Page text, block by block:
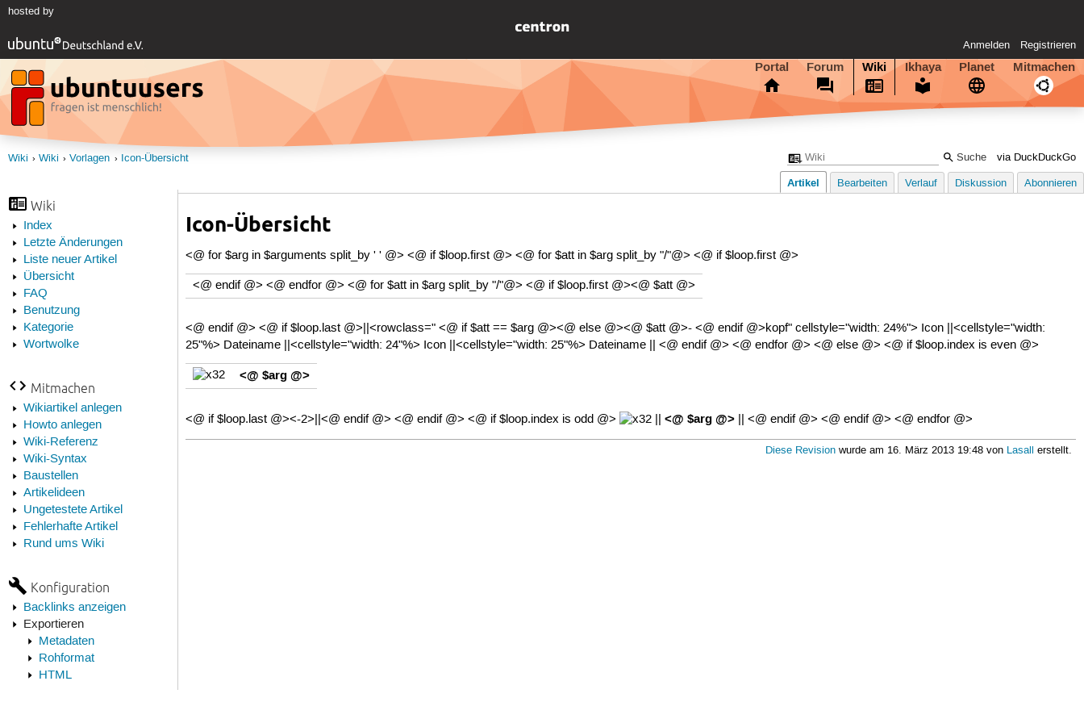
hosted by
Anmelden Registrieren
Portal Forum Wiki Ikhaya Planet Mitmachen
via DuckDuckGo
Wiki Wiki Vorlagen Icon-Übersicht
Wiki
Index
Letzte Änderungen
Liste neuer Artikel
Übersicht
FAQ
Benutzung
Kategorie
Wortwolke
Mitmachen
Wikiartikel anlegen
Howto anlegen
Wiki-Referenz
Wiki-Syntax
Baustellen
Artikelideen
Ungetestete Artikel
Fehlerhafte Artikel
Rund ums Wiki
Konfiguration
Backlinks anzeigen
Exportieren
Metadaten
Rohformat
HTML
Artikel Bearbeiten Verlauf Diskussion Abonnieren
Icon-Übersicht
<@ for $arg in $arguments split_by ' ' @> <@ if $loop.first @> <@ for $att in $arg split_by "/"@> <@ if $loop.first @>
<@ endif @> <@ endfor @> <@ for $att in $arg split_by "/"@> <@ if $loop.first @><@ $att @>
<@ endif @> <@ if $loop.last @>||<rowclass=" <@ if $att == $arg @><@ else @><@ $att @>- <@ endif @>kopf" cellstyle="width: 24%"> Icon ||<cellstyle="width:
25"%> Dateiname ||<cellstyle="width: 24"%> Icon ||<cellstyle="width: 25"%> Dateiname || <@ endif @> <@ endfor @> <@ else @> <@ if $loop.index is even @>
<@ $arg @>
<@ if $loop.last @><-2>||<@ endif @> <@ endif @> <@ if $loop.index is odd @> ||<@ $arg @> || <@ endif @> <@ endif @> <@ endfor @>
Diese Revision wurde am 16. März 2013 19:48 von Lasall erstellt.